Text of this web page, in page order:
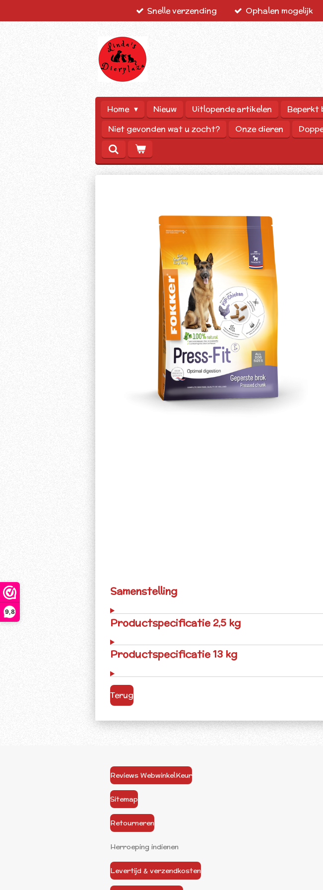
9,8
Snelle verzending Ophalen mogelijk
Home Nieuw Uitlopende artikelen Beperkt
Niet gevonden wat u zocht?
Onze dieren
Samenstelling
Productspecificatie 2,5 kg
Productspecificatie 13 kg
Terug
Reviews WebwinkelKeur
Sitemap
Retourneren
Herroeping indienen
Levertijd & verzendkosten